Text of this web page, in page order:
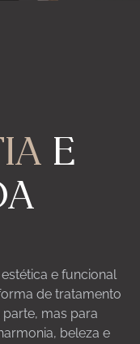
E
e funcional
de tratamento
mas para
beleza e